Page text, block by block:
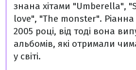
знана хітами "Umberella",
love", "The monster".
2005 році, від тоді вона
альбомів, які отримали
у світі.